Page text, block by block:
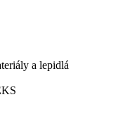
a lepidlá